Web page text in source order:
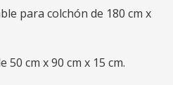
para colchón de 180 cm x
50 cm x 90 cm x 15 cm.